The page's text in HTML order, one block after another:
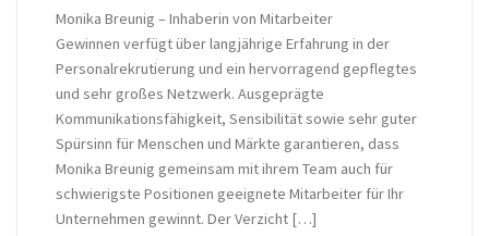
Monika Breunig – Inhaberin von Mitarbeiter
Gewinnen verfügt über langjährige Erfahrung in der
Personalrekrutierung und ein hervorragend gepflegtes
und sehr großes Netzwerk. Ausgeprägte
Kommunikationsfähigkeit, Sensibilität sowie sehr guter
Spürsinn für Menschen und Märkte garantieren, dass
Monika Breunig gemeinsam mit ihrem Team auch für
schwierigste Positionen geeignete Mitarbeiter für Ihr
Unternehmen gewinnt. Der Verzicht […]